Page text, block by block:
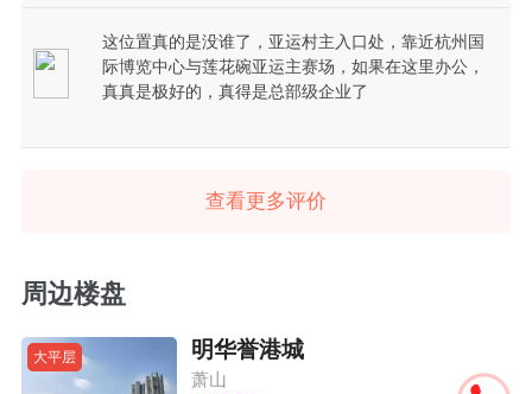
这位置真的是没谁了，亚运村主入口处，靠近杭州国
际博览中心与莲花碗亚运主赛场，如果在这里办公，
真真是极好的，真得是总部级企业了
查看更多评价
周边楼盘
大平层 明华誉港城
萧山